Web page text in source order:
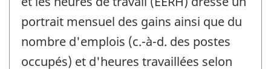
portrait mensuel des gains ainsi que du
nombre d'emplois (c.-à-d. des postes
occupés) et d'heures travaillées selon